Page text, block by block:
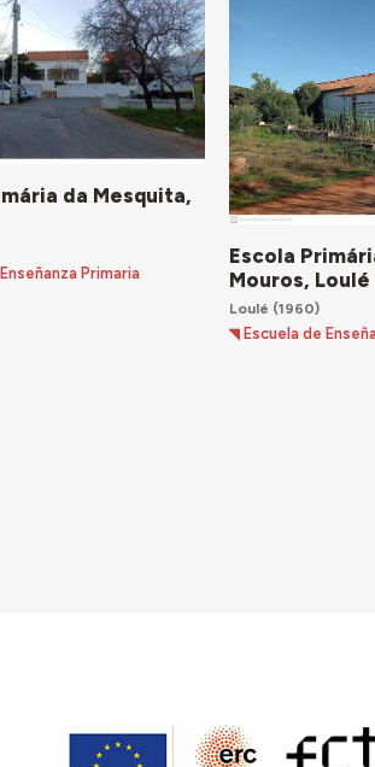
da Mesquita,
Primaria
Escola
Mouros, Loulé
Loulé (1960)
Escuela de